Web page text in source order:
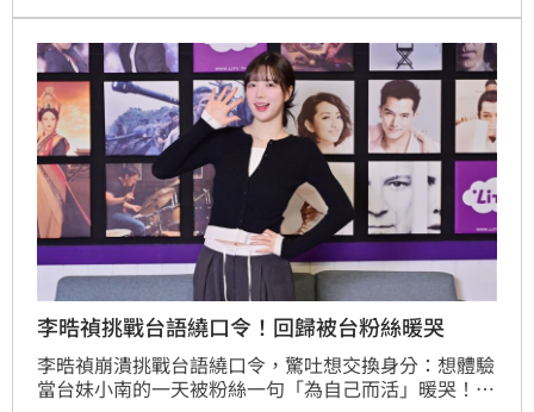
滿。
李晧禎挑戰台語繞口令！回歸被台粉絲暖哭
李晧禎崩潰挑戰台語繞口令，驚吐想交換身分：想體驗
當台妹小南的一天被粉絲一句「為自己而活」暖哭！李